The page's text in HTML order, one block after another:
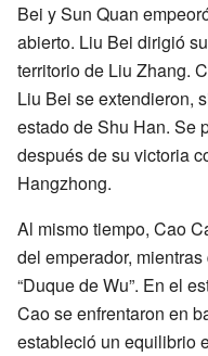
Bei y Sun Quan
abierto. Liu Bei dirigió
territorio de Liu Zhang.
Liu Bei se extendieron,
estado de Shu Han. Se
después de su victoria
Hangzhong.
Al mismo tiempo, Cao
del emperador,
“Duque de Wu”. En el
Cao se enfrentaron en
estableció un equilibrio